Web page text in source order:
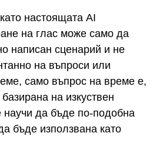
настоящата AI
на глас може само да
написан сценарий и не
на въпроси или
само въпрос на време е,
на изкуствен
научи да бъде по-подобна
бъде използвана като